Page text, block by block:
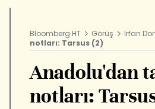
Sabah Gazetesi'nde ekonomi
röportajlara imza attı. 2013
HT'de tarım editörü olarak görev
Televizyonu'nda Tarım Analiz,
Tarım programlarını hazırlayıp
www.bloomberght.com sitesinde
sektörüne yönelik köşe yazıları
Bloomberg HT Görüş İrfan
notları: Tarsus (2)
Anadolu'dan
notları: